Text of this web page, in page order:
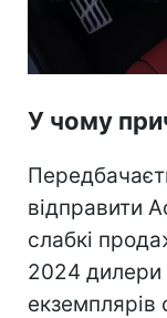
У чому
відправити
слабкі
2024 дилери
екземплярів